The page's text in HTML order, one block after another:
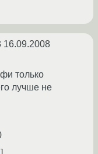
16.09.2008
только
лучше не